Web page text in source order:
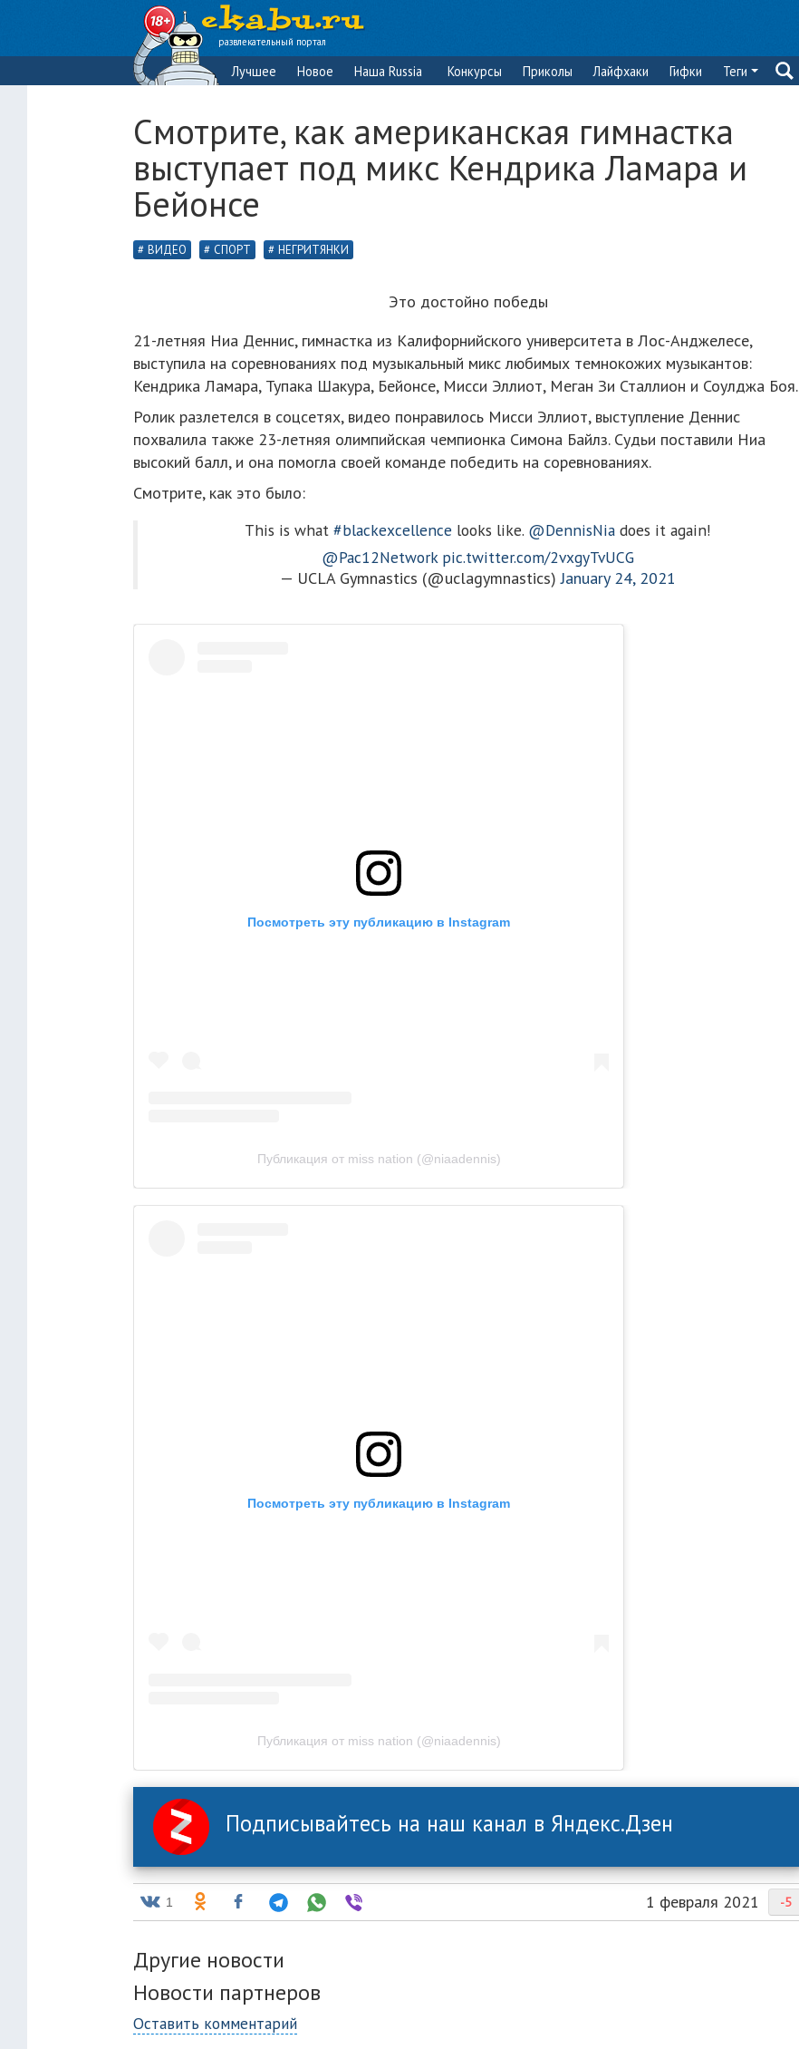
развлекательный портал
Лучшее Новое Наша Russia Конкурсы Приколы Лайфхаки Гифки Теги
Смотрите, как американская гимнастка
выступает под микс Кендрика Ламара и
Бейонсе
ВИДЕО СПОРТ НЕГРИТЯНКИ
Это достойно победы
21-летняя Ниа Деннис, гимнастка из Калифорнийского университета в Лос-Анджелесе,
выступила на соревнованиях под музыкальный микс любимых темнокожих музыкантов:
Кендрика Ламара, Тупака Шакура, Бейонсе, Мисси Эллиот, Меган Зи Сталлион и Соулджа Боя.
Ролик разлетелся в соцсетях, видео понравилось Мисси Эллиот, выступление Деннис
похвалила также 23-летняя олимпийская чемпионка Симона Байлз. Судьи поставили Ниа
высокий балл, и она помогла своей команде победить на соревнованиях.
Смотрите, как это было:
This is what #blackexcellence looks like. @DennisNiadoes it again!
@Pac12Network pic.twitter.com/2vxgyTvUCG
— UCLA Gymnastics (@uclagymnastics)January 24, 2021
Посмотреть эту публикацию в Instagram
Публикация от miss nation (@niaadennis)
Посмотреть эту публикацию в Instagram
Публикация от miss nation (@niaadennis)
Подписывайтесь на наш канал в Яндекс.Дзен
-5
1 февраля 2021
1
Другие новости
Новости партнеров
Оставить комментарий